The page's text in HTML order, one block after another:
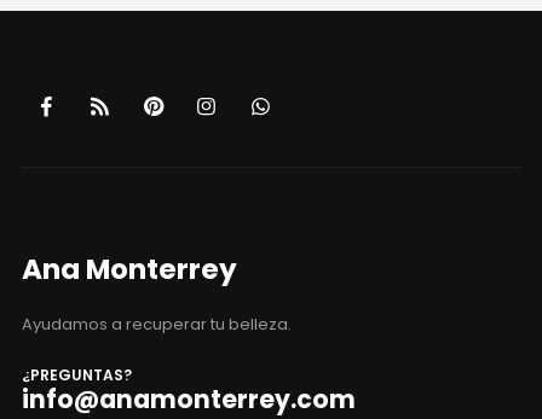
Ana Monterrey
Ayudamos a recuperar tu belleza.
¿PREGUNTAS?
info@anamonterrey.com